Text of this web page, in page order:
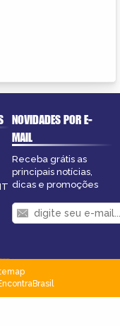
NOVIDADES POR E-
MAIL
Receba grátis as
principais notícias,
dicas e promoções